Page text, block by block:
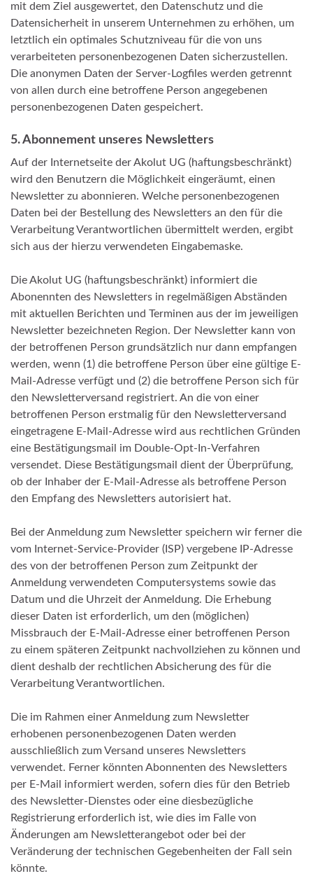
mit dem Ziel ausgewertet, den Datenschutz und die
Datensicherheit in unserem Unternehmen zu erhöhen, um
letztlich ein optimales Schutzniveau für die von uns
verarbeiteten personenbezogenen Daten sicherzustellen.
Die anonymen Daten der Server-Logfiles werden getrennt
von allen durch eine betroffene Person angegebenen
personenbezogenen Daten gespeichert.
5. Abonnement unseres Newsletters
Auf der Internetseite der Akolut UG (haftungsbeschränkt)
wird den Benutzern die Möglichkeit eingeräumt, einen
Newsletter zu abonnieren. Welche personenbezogenen
Daten bei der Bestellung des Newsletters an den für die
Verarbeitung Verantwortlichen übermittelt werden, ergibt
sich aus der hierzu verwendeten Eingabemaske.
Die Akolut UG (haftungsbeschränkt) informiert die
Abonennten des Newsletters in regelmäßigen Abständen
mit aktuellen Berichten und Terminen aus der im jeweiligen
Newsletter bezeichneten Region. Der Newsletter kann von
der betroffenen Person grundsätzlich nur dann empfangen
werden, wenn (1) die betroffene Person über eine gültige E-
Mail-Adresse verfügt und (2) die betroffene Person sich für
den Newsletterversand registriert. An die von einer
betroffenen Person erstmalig für den Newsletterversand
eingetragene E-Mail-Adresse wird aus rechtlichen Gründen
eine Bestätigungsmail im Double-Opt-In-Verfahren
versendet. Diese Bestätigungsmail dient der Überprüfung,
ob der Inhaber der E-Mail-Adresse als betroffene Person
den Empfang des Newsletters autorisiert hat.
Bei der Anmeldung zum Newsletter speichern wir ferner die
vom Internet-Service-Provider (ISP) vergebene IP-Adresse
des von der betroffenen Person zum Zeitpunkt der
Anmeldung verwendeten Computersystems sowie das
Datum und die Uhrzeit der Anmeldung. Die Erhebung
dieser Daten ist erforderlich, um den (möglichen)
Missbrauch der E-Mail-Adresse einer betroffenen Person
zu einem späteren Zeitpunkt nachvollziehen zu können und
dient deshalb der rechtlichen Absicherung des für die
Verarbeitung Verantwortlichen.
Die im Rahmen einer Anmeldung zum Newsletter
erhobenen personenbezogenen Daten werden
ausschließlich zum Versand unseres Newsletters
verwendet. Ferner könnten Abonnenten des Newsletters
per E-Mail informiert werden, sofern dies für den Betrieb
des Newsletter-Dienstes oder eine diesbezügliche
Registrierung erforderlich ist, wie dies im Falle von
Änderungen am Newsletterangebot oder bei der
Veränderung der technischen Gegebenheiten der Fall sein
könnte.